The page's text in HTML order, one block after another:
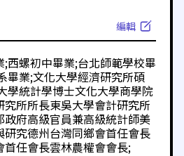
編輯
西螺初中畢業;台北師範學校畢
畢業;文化大學經濟研究所碩
學統計學博士文化大學商學院
究所所長東吳大學會計研究所
政府高級官員兼高級統計師美
研究德州台灣同鄉會首任會長
首任會長雲林農權會會長;